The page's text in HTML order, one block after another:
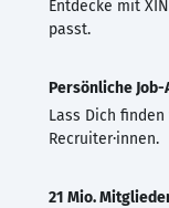
Entdecke mit
passt.
Persönliche
Lass Dich
Recruiter·innen.
21 Mio.